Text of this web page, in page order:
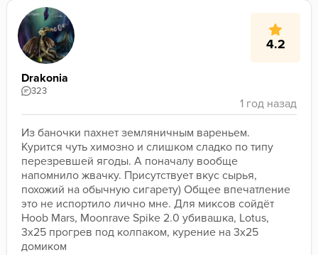
4.2
Drakonia
323
Из баночки пахнет земляничным вареньем.
Курится чуть химозно и слишком сладко по типу
перезревшей ягоды. А поначалу вообще
напомнило жвачку. Присутствует вкус сырья,
похожий на обычную сигарету) Общее впечатление
это не испортило лично мне. Для миксов сойдёт
Hoob Mars, Moonrave Spike 2.0 убивашка, Lotus,
3x25 прогрев под колпаком, курение на 3х25
домиком